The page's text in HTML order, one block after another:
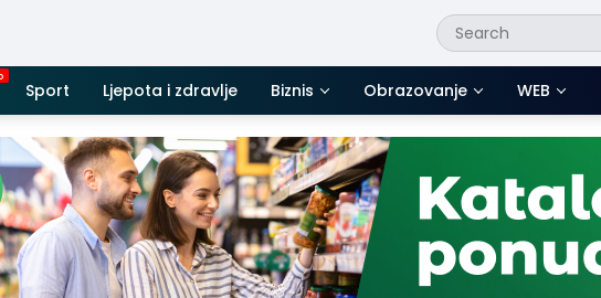
Sport Ljepota i zdravlje Biznis Obrazovanje WEB